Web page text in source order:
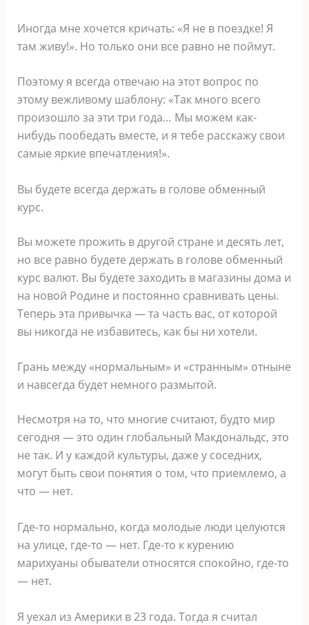
Иногда мне хочется кричать: «Я не в поездке! Я
там живу!». Но только они все равно не поймут.
Поэтому я всегда отвечаю на этот вопрос по
этому вежливому шаблону: «Так много всего
произошло за эти три года… Мы можем как-
нибудь пообедать вместе, и я тебе расскажу свои
самые яркие впечатления!».
Вы будете всегда держать в голове обменный
курс.
Вы можете прожить в другой стране и десять лет,
но все равно будете держать в голове обменный
курс валют. Вы будете заходить в магазины дома и
на новой Родине и постоянно сравнивать цены.
Теперь эта привычка — та часть вас, от которой
вы никогда не избавитесь, как бы ни хотели.
Грань между «нормальным» и «странным» отныне
и навсегда будет немного размытой.
Несмотря на то, что многие считают, будто мир
сегодня — это один глобальный Макдональдс, это
не так. И у каждой культуры, даже у соседних,
могут быть свои понятия о том, что приемлемо, а
что — нет.
Где-то нормально, когда молодые люди целуются
на улице, где-то — нет. Где-то к курению
марихуаны обыватели относятся спокойно, где-то
— нет.
Я уехал из Америки в 23 года. Тогда я считал